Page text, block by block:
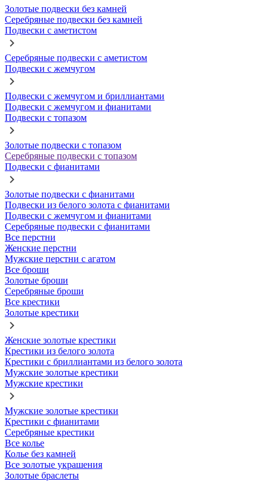
Золотые подвески без камней
Серебряные подвески без камней
Подвески с аметистом
Серебряные подвески с аметистом
Подвески с жемчугом
Подвески с жемчугом и бриллиантами
Подвески с жемчугом и фианитами
Подвески с топазом
Золотые подвески с топазом
Серебряные подвески с топазом
Подвески с фианитами
Золотые подвески с фианитами
Подвески из белого золота с фианитами
Подвески с жемчугом и фианитами
Серебряные подвески с фианитами
Все перстни
Женские перстни
Мужские перстни с агатом
Все броши
Золотые броши
Серебряные броши
Все крестики
Золотые крестики
Женские золотые крестики
Крестики из белого золота
Крестики с бриллиантами из белого золота
Мужские золотые крестики
Мужские крестики
Мужские золотые крестики
Крестики с фианитами
Серебряные крестики
Все колье
Колье без камней
Все золотые украшения
Золотые браслеты